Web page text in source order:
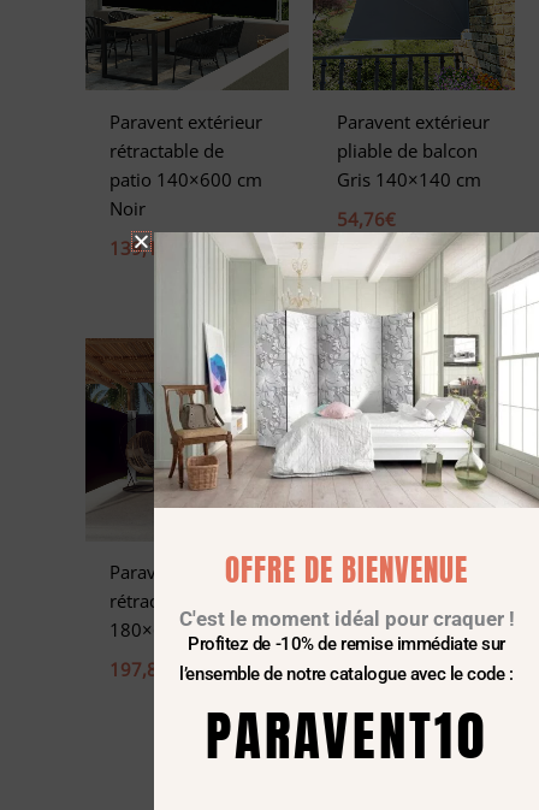
Paravent extérieur
rétractable de
patio 140×600 cm
Noir
139,18
Paravent extérieur
pliable de balcon
Gris 140×140 cm
54,76€
Paravent extérieur
rétractable Noir
180×600 cm
197,82
Paravent extérieur
patio 160×500 cm
OFFRE DE BIENVENUE
C'est le moment idéal pour craquer !
Profitez de -10% de remise immédiate sur
l’ensemble de notre catalogue avec le code :
PARAVENT10